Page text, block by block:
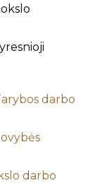
darbo
darbo